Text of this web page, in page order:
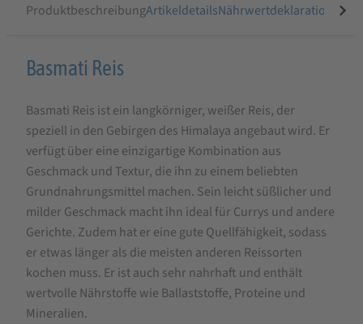
ProduktbeschreibungArtikeldetailsNährwertdeklaration
Produktbeschreibung
Basmati
Reis
Basmati Reis
Basmati Reis ist ein langkörniger, weißer Reis, der
speziell in den Gebirgen des Himalaya angebaut wird. Er
verfügt über eine einzigartige Kombination aus
Geschmack und Textur, die ihn zu einem beliebten
Grundnahrungsmittel machen. Sein leicht süßlicher und
milder Geschmack macht ihn ideal für Currys und andere
Gerichte. Zudem hat er eine gute Quellfähigkeit, sodass
er etwas länger als die meisten anderen Reissorten
kochen muss. Er ist auch sehr nahrhaft und enthält
wertvolle Nährstoffe wie Ballaststoffe, Proteine und
Mineralien.